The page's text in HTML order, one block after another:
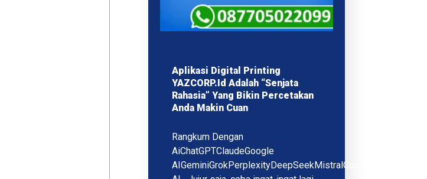
Aplikasi Digital Printing
YAZCORP.id Adalah “Senjata
Rahasia” Yang Bikin Percetakan
Anda Makin Cuan
Rangkum Dengan
AiChatGPTClaudeGoogle
AIGeminiGrokPerplexityDeepSeekMistralCopilotQwenMeta